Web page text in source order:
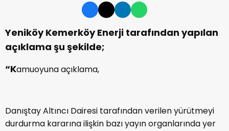
Yeniköy Kemerköy Enerji tarafından yapılan
açıklama şu şekilde;
“Kamuoyuna açıklama,
Danıştay Altıncı Dairesi tarafından verilen yürütmeyi
durdurma kararına ilişkin bazı yayın organlarında yer